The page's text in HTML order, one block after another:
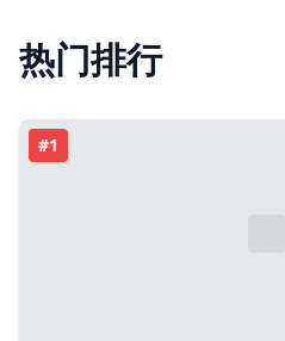
热门排行
#1